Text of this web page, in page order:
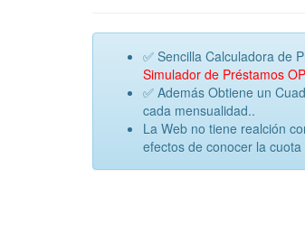
✅ Sencilla Calculadora de
Simulador de Préstamos
✅ Además Obtiene un
cada mensualidad..
La Web no tiene realción
efectos de conocer la